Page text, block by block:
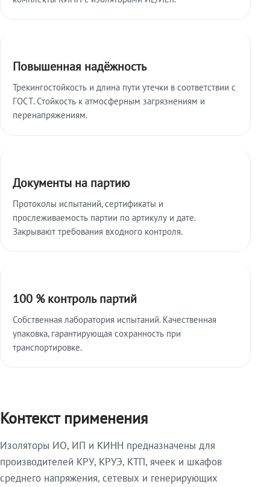
Повышенная надёжность
Трекингостойкость и длина пути утечки в соответствии с
ГОСТ. Стойкость к атмосферным загрязнениям и
перенапряжениям.
Документы на партию
Протоколы испытаний, сертификаты и
прослеживаемость партии по артикулу и дате.
Закрывают требования входного контроля.
100 % контроль партий
Собственная лаборатория испытаний. Качественная
упаковка, гарантирующая сохранность при
транспортировке.
Контекст применения
Изоляторы ИО, ИП и КИНН предназначены для
производителей КРУ, КРУЭ, КТП, ячеек и шкафов
среднего напряжения, сетевых и генерирующих